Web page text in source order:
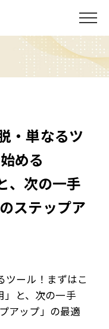
・単なるツ
める
、次の一手
ステップア
ツール！まずはこ
と、次の一手
アップ」の最適